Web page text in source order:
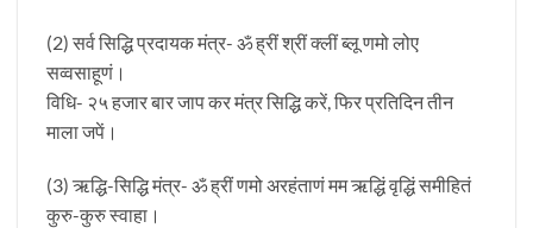
(2) सर्व सिद्धि प्रदायक मंत्र- ॐ ह्रीं श्रीं क्लीं ब्लू णमो लोए
सव्वसाहूणं।
विधि- २५ हजार बार जाप कर मंत्र सिद्धि करें, फिर प्रतिदिन तीन
माला जपें।
(3) ऋद्धि-सिद्धि मंत्र- ॐ ह्रीं णमो अरहंताणं मम ऋद्धिं वृद्धिं समीहितं
कुरु-कुरु स्वाहा।